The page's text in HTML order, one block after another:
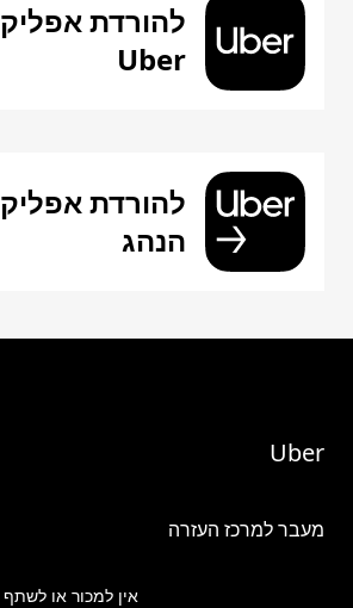
להורדת
Uber
להורדת
הנהג
Uber
מעבר למרכז העזרה
אין למכור או